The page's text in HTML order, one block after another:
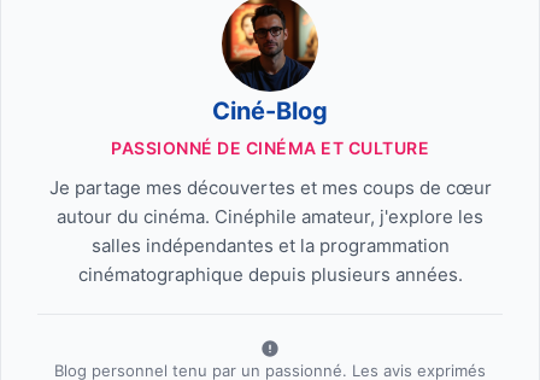
Ciné-Blog
PASSIONNÉ DE CINÉMA ET CULTURE
Je partage mes découvertes et mes coups de cœur
autour du cinéma. Cinéphile amateur, j'explore les
salles indépendantes et la programmation
cinématographique depuis plusieurs années.
Blog personnel tenu par un passionné. Les avis exprimés